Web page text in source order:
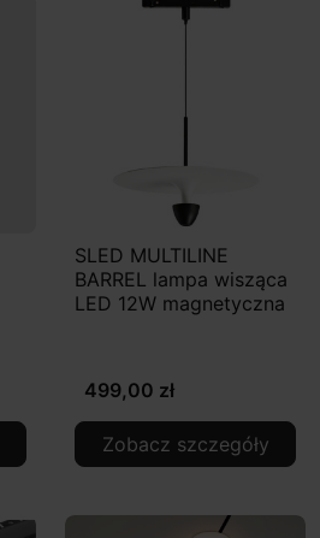
SLED MULTILINE
BARREL lampa wisząca
LED 12W magnetyczna
499,00 zł
Zobacz szczegóły